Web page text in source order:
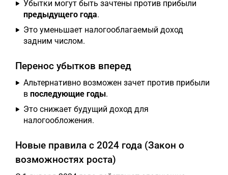
Убытки могут быть зачтены против прибыли
предыдущего года.
Это уменьшает налогооблагаемый доход
задним числом.
Перенос убытков вперед
Альтернативно возможен зачет против прибыли
в последующие годы.
Это снижает будущий доход для
налогообложения.
Новые правила с 2024 года (Закон о
возможностях роста)